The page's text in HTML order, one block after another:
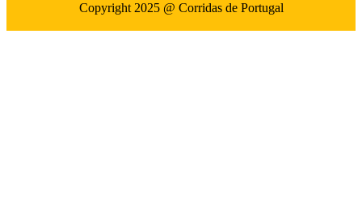
Copyright 2025 @ Corridas de Portugal